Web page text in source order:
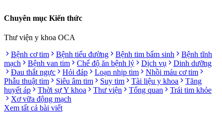
Chuyên mục Kiến thức
Thư viện y khoa OCA
Bệnh cơ tim
Bệnh tiểu đường Bệnh tim bẩm sinh
Bệnh tĩnh
mạch
Bệnh van tim Chế độ ăn bệnh lý Dịch vụ
Dinh dưỡng
Đau thắt ngực
Hỏi đáp Loạn nhịp tim
Nhồi máu cơ tim
Phẫu thuật tim
Siêu âm tim Suy tim Tài liệu y khoa
Tăng
huyết áp
Thời sự Y khoa Thư viện Tổng quan
Trái tim khỏe
Xơ vữa động mạch
Xem tất cả bài viết